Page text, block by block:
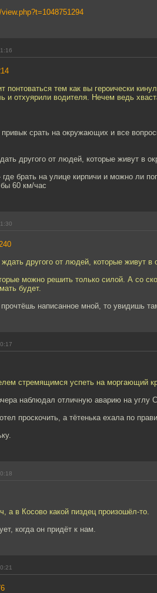
понтоваться тем как вы героически
и отхуярили водителя. Нечем ведь
срать на окружающих и все
другого от людей, которые живут в
где брать на улице кирпичи и можно ли
60 км/час
другого от людей, которые живут в
можно решить только силой. А со
будет.
написанное мной, то увидишь
стремящимся успеть на моргающий
наблюдал отличную аварию на углу
проскочить, а тётенька ехала по
а в Косово какой пиздец произошёл-то.
когда он придёт к нам.